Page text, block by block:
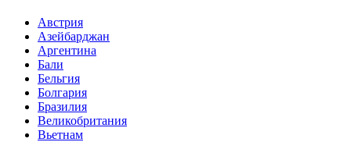
Австрия
Азейбарджан
Аргентина
Бали
Бельгия
Болгария
Бразилия
Великобритания
Вьетнам